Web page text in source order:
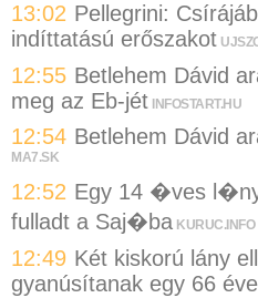
13:02 Pellegrini:
indíttatású erőszakot
12:55 Betlehem Dávid
meg az Eb-jét INFOSTART.HU
12:54 Betlehem Dávid
MA7.SK
12:52 Egy 14 �ves
fulladt a Saj�ba KURUC.INFO
12:49 Két kiskorú lány
gyanúsítanak egy 66